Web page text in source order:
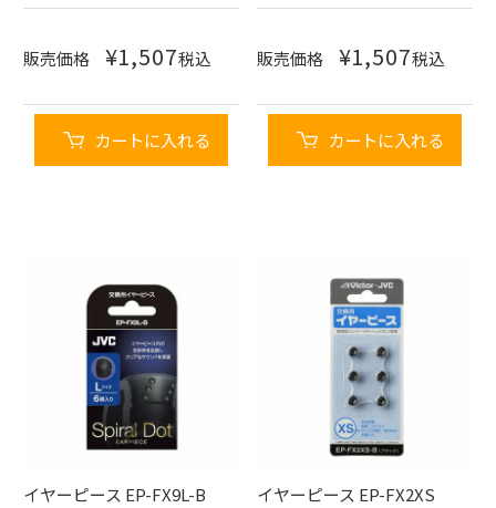
販売価格 ¥1,507税込
カートに入れる
販売価格 ¥1,507税込
カートに入れる
イヤーピース EP-FX9L-B イヤーピース EP-FX2XS